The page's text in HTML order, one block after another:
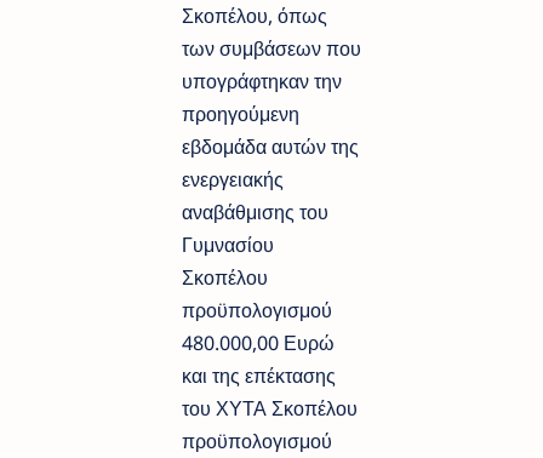
Σκοπέλου, όπως
των συμβάσεων που
υπογράφτηκαν την
προηγούμενη
εβδομάδα αυτών της
ενεργειακής
αναβάθμισης του
Γυμνασίου
Σκοπέλου
προϋπολογισμού
480.000,00 Ευρώ
και της επέκτασης
του ΧΥΤΑ Σκοπέλου
προϋπολογισμού